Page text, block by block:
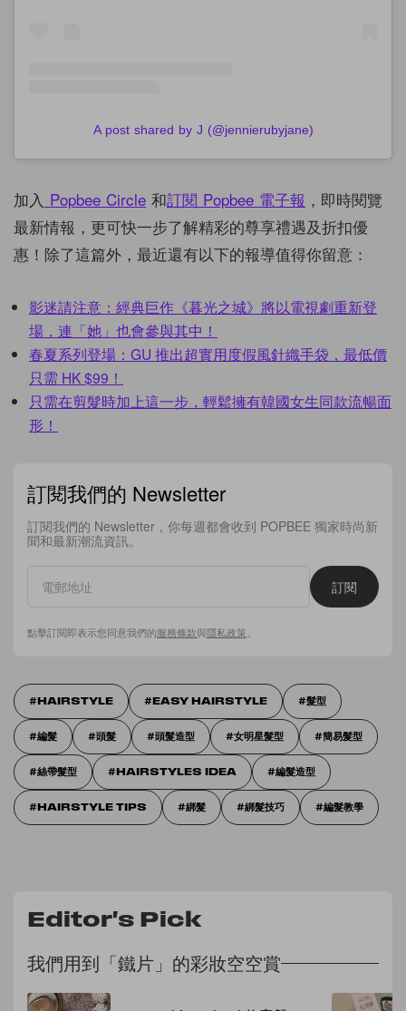
A post shared by J (@jennierubyjane)
加入 Popbee Circle 和訂閱 Popbee 電子報 ，即時閱覽
最新情報，更可快一步了解精彩的尊享禮遇及折扣優
惠！除了這篇外，最近還有以下的報導值得你留意：
影迷請注意：經典巨作《暮光之城》將以電視劇重新登
場，連「她」也會參與其中！
春夏系列登場：GU 推出超實用度假風針織手袋，最低價
只需 HK $99！
只需在剪髮時加上這一步，輕鬆擁有韓國女生同款流暢面
形！
訂閱我們的 Newsletter
訂閱我們的 Newsletter，你每週都會收到 POPBEE 獨家時尚新
聞和最新潮流資訊。
訂閱
點擊訂閱即表示您同意我們的服務條款與隱私政策。
HAIRSTYLE EASY HAIRSTYLE 髮型
編髮 頭髮 頭髮造型 女明星髮型 簡易髮型
絲帶髮型 HAIRSTYLES IDEA 編髮造型
HAIRSTYLE TIPS 綁髮 綁髮技巧 編髮教學
Editor's Pick
我們用到「鐵片」的彩妝空空賞